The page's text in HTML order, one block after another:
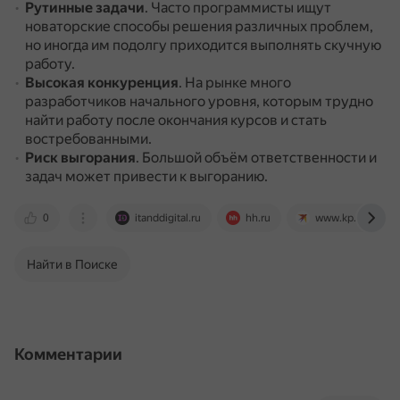
Рутинные задачи. Часто программисты ищут
новаторские способы решения различных проблем,
но иногда им подолгу приходится выполнять скучную
работу.
Высокая конкуренция. На рынке много
разработчиков начального уровня, которым трудно
найти работу после окончания курсов и стать
востребованными.
Риск выгорания. Большой объём ответственности и
задач может привести к выгоранию.
0 itanddigital.ru hh.ru www.kp.ru
Найти в Поиске
Комментарии